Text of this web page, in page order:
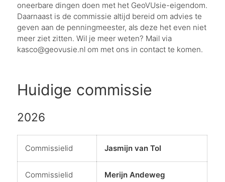
oneerbare dingen doen met het GeoVUsie-eigendom.
Daarnaast is de commissie altijd bereid om advies te
geven aan de penningmeester, als deze het even niet
meer ziet zitten. Wil je meer weten? Mail via
kasco@geovusie.nl om met ons in contact te komen.
Huidige commissie
2026
Commissielid Jasmijn van Tol
Commissielid Merijn Andeweg